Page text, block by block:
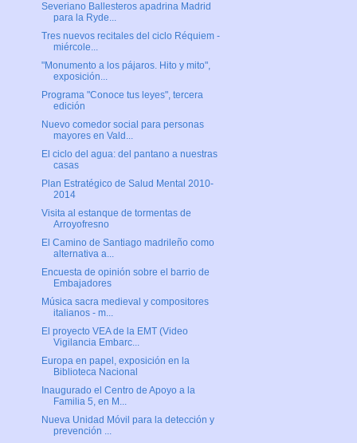
Severiano Ballesteros apadrina Madrid
para la Ryde...
Tres nuevos recitales del ciclo Réquiem -
miércole...
"Monumento a los pájaros. Hito y mito",
exposición...
Programa "Conoce tus leyes", tercera
edición
Nuevo comedor social para personas
mayores en Vald...
El ciclo del agua: del pantano a nuestras
casas
Plan Estratégico de Salud Mental 2010-
2014
Visita al estanque de tormentas de
Arroyofresno
El Camino de Santiago madrileño como
alternativa a...
Encuesta de opinión sobre el barrio de
Embajadores
Música sacra medieval y compositores
italianos - m...
El proyecto VEA de la EMT (Video
Vigilancia Embarc...
Europa en papel, exposición en la
Biblioteca Nacional
Inaugurado el Centro de Apoyo a la
Familia 5, en M...
Nueva Unidad Móvil para la detección y
prevención ...